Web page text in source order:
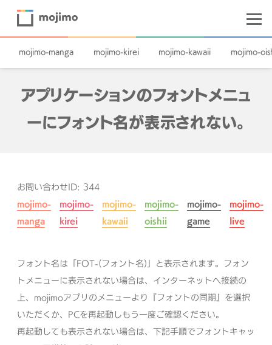
mojimo-manga mojimo-kirei mojimo-kawaii mojimo-
アプリケーションのフォントメニュ
ーにフォント名が表示されない。
お問い合わせID: 344
mojimo-
manga
mojimo-
kirei
mojimo-
kawaii
mojimo-
oishii
mojimo-
game
mojimo-
live
フォント名は「FOT-(フォント名)」と表示されます。フォン
トメニューに表示されない場合は、インターネットへ接続の
上、mojimoアプリのメニューより『フォントの同期』を選択
いただくか、PCを再起動しもう一度ご確認ください。
再起動しても表示されない場合は、下記手順でフォントキャッ